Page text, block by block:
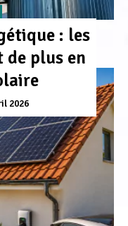
: les
plus en
2026